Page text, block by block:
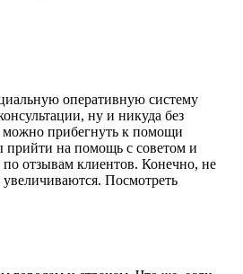
оперативную систему
ну и никуда без
можно прибегнуть к помощи
прийти на помощь с советом и
отзывам клиентов. Конечно, не
увеличиваются. Посмотреть